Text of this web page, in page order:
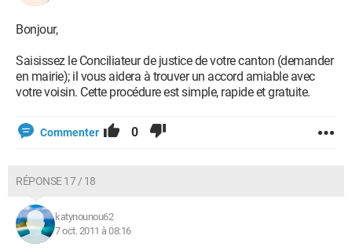
Bonjour,
Saisissez le Conciliateur de justice de votre canton (demander
en mairie); il vous aidera à trouver un accord amiable avec
votre voisin. Cette procédure est simple, rapide et gratuite.
Commenter 0
RÉPONSE 17 / 18
katynounou62
7 oct. 2011 à 08:16